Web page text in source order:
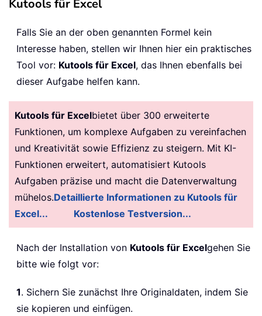
Kutools für Excel
Falls Sie an der oben genannten Formel kein
Interesse haben, stellen wir Ihnen hier ein praktisches
Tool vor: Kutools für Excel, das Ihnen ebenfalls bei
dieser Aufgabe helfen kann.
Kutools für Excelbietet über 300 erweiterte
Funktionen, um komplexe Aufgaben zu vereinfachen
und Kreativität sowie Effizienz zu steigern. Mit KI-
Funktionen erweitert, automatisiert Kutools
Aufgaben präzise und macht die Datenverwaltung
mühelos.Detaillierte Informationen zu Kutools für
Excel...
Kostenlose Testversion...
Nach der Installation von Kutools für Excelgehen Sie
bitte wie folgt vor:
1. Sichern Sie zunächst Ihre Originaldaten, indem Sie
sie kopieren und einfügen.